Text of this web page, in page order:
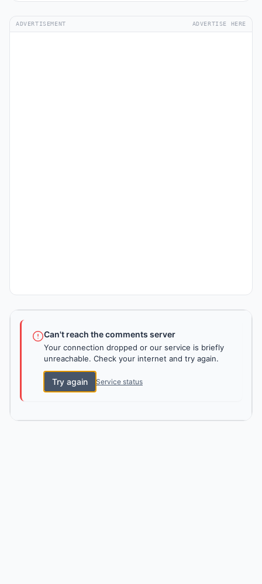
ADVERTISEMENT ADVERTISE HERE
Can't reach the comments server
Your connection dropped or our service is briefly
unreachable. Check your internet and try again.
Try again Service status